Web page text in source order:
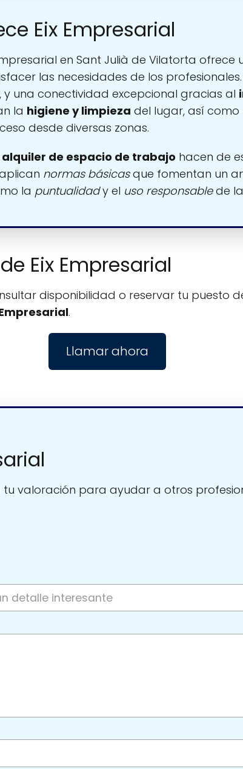
Eix Empresarial
en Sant Julià de Vilatorta
las necesidades de los
, y una conectividad excepcional gracias al
la higiene y limpieza del lugar, así
desde diversas zonas.
alquiler de espacio de trabajo hacen de
normas básicasque fomentan un
la puntualidady el uso responsablede
Eix Empresarial
disponibilidad o reservar tu puesto
.
Llamar ahora
tu valoración para ayudar a otros